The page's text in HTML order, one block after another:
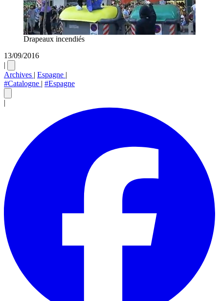
Drapeaux incendiés
13/09/2016
|
Archives | Espagne |
#Catalogne | #Espagne
|